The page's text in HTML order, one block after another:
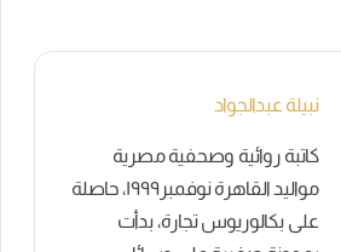
نبيلة عبدالجواد
كاتبة روائية وصحفية مصرية
مواليد القاهرة نوفمبر١٩٩٩، حاصلة
على بكالوريوس تجارة، بدأت